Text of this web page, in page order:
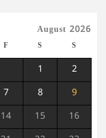
August 2026
F S S
1 2
7 8 9
14 15 16